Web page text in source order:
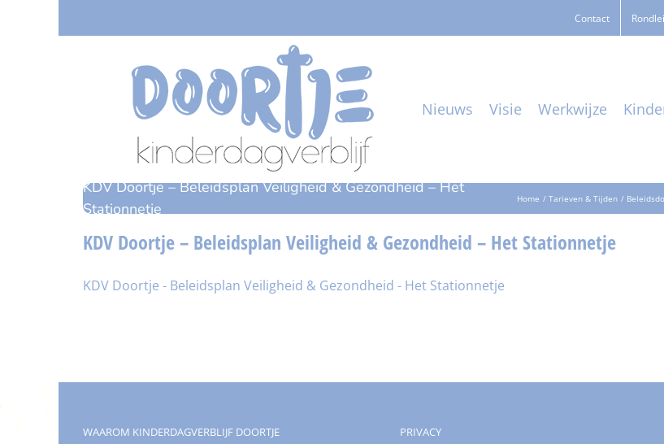
Contact
Nieuws Visie Werkwijze
KDV Doortje – Beleidsplan Veiligheid & Gezondheid – Het
Stationnetje
Home Tarieven & Tijden
KDV Doortje – Beleidsplan Veiligheid & Gezondheid – Het Stationnetje
KDV Doortje - Beleidsplan Veiligheid & Gezondheid - Het Stationnetje
WAAROM KINDERDAGVERBLIJF DOORTJE PRIVACY